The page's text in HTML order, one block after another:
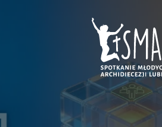
karcie
nowej karcie
sie w nowej karcie
otwiera sie w nowej karcie